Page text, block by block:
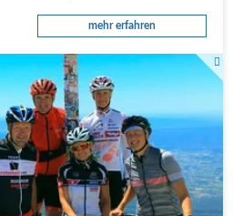
mehr erfahren